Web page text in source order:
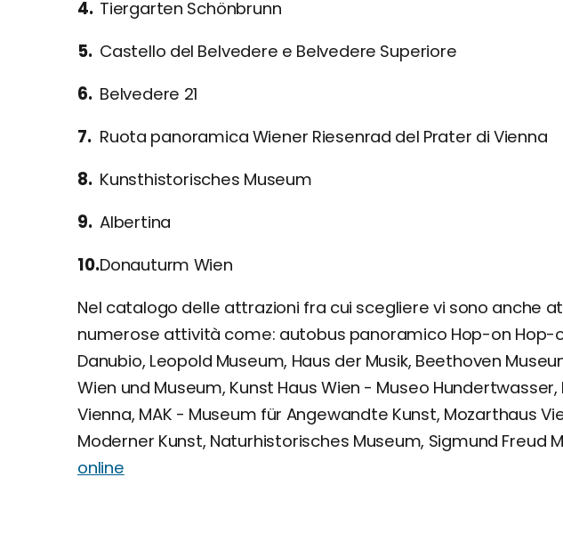
Tiergarten Schönbrunn
Castello del Belvedere e Belvedere Superiore
Belvedere 21
Ruota panoramica Wiener Riesenrad del Prater di Vienna
Kunsthistorisches Museum
Albertina
Donauturm Wien
Nel catalogo delle attrazioni fra cui scegliere vi sono anche
numerose attività come: autobus panoramico Hop-on Hop-
Danubio, Leopold Museum, Haus der Musik, Beethoven
Wien und Museum, Kunst Haus Wien - Museo
Vienna, MAK - Museum für Angewandte Kunst, Mozarthaus
Moderner Kunst, Naturhistorisches Museum, Sigmund Freud
online